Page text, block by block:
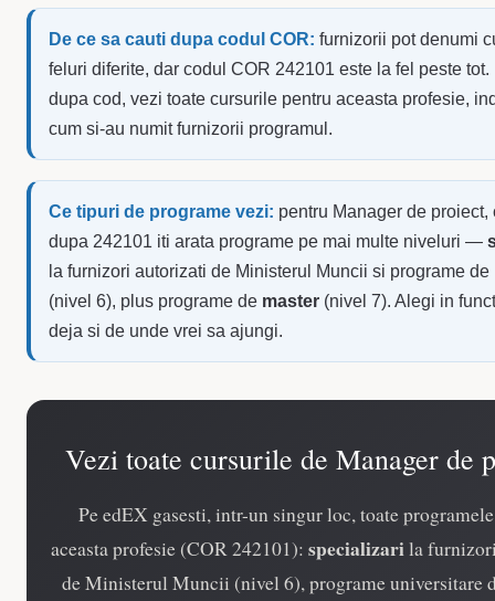
De ce sa cauti dupa codul COR: furnizorii pot denumi
feluri diferite, dar codul COR 242101 este la fel peste tot.
dupa cod, vezi toate cursurile pentru aceasta profesie,
cum si-au numit furnizorii programul.
Ce tipuri de programe vezi: pentru Manager de proiect,
dupa 242101 iti arata programe pe mai multe niveluri —
la furnizori autorizati de Ministerul Muncii si programe de
(nivel 6), plus programe de master (nivel 7). Alegi in
deja si de unde vrei sa ajungi.
Vezi toate cursurile de Manager de
Pe edEX gasesti, intr-un singur loc, toate
aceasta profesie (COR 242101): specializarila
de Ministerul Muncii (nivel 6), programe universitare